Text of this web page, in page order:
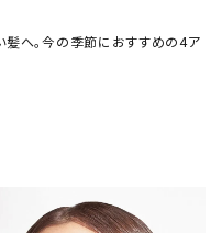
髪へ。今の季節におすすめの4ア